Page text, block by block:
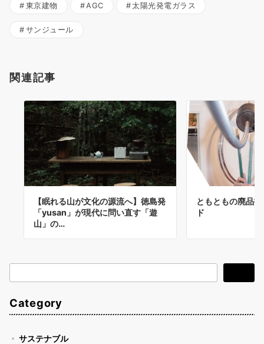
東京建物 AGC 太陽光発電ガラス
サンジュール
関連記事
【眠れる山が文化の源流へ】徳島発
「yusan」が現代に問い直す「遊
山」の…
ともともの廃品
ド
索
Category
サステナブル